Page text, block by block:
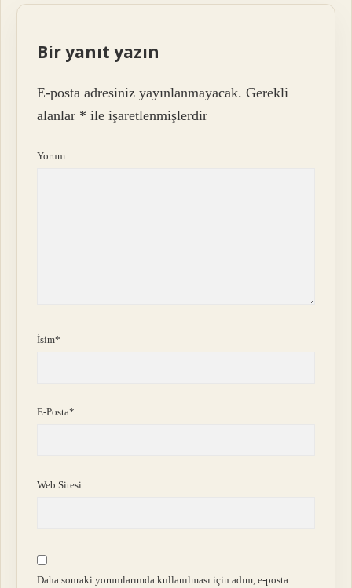
Bir yanıt yazın
E-posta adresiniz yayınlanmayacak. Gerekli
alanlar * ile işaretlenmişlerdir
Yorum
İsim*
E-Posta*
Web Sitesi
Daha sonraki yorumlarımda kullanılması için adım, e-posta